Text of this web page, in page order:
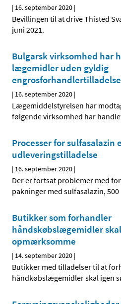
| 16. september 2020 |
Bevillingen til at drive Thisted
juni 2021.
Bulgarsk virksomhed har
lægemidler uden gyldig
engrosforhandlertilladelse
| 16. september 2020 |
Lægemiddelstyrelsen har
følgende virksomhed har
Processer for
udleveringstilladelse
| 16. september 2020 |
Der er fortsat problemer med
pakninger med sulfasalazin,
Butikker som forhandler
håndskøbslægemidler
opmærksomme
| 14. september 2020 |
Butikker med tilladelser til at
håndkøbslægemidler skal igen